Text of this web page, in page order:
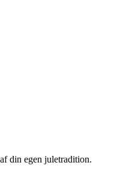
din egen juletradition.